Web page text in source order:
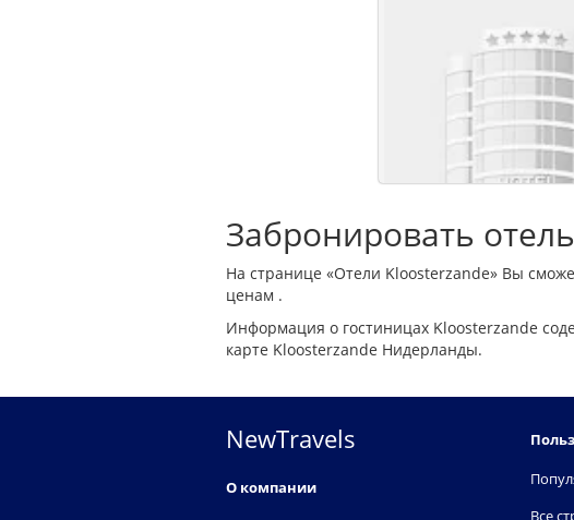
Забронировать
На странице «Отели Kloosterzande» Вы
ценам .
Информация о гостиницах Kloosterzande
карте Kloosterzande Нидерланды.
NewTravels
О компании
Все